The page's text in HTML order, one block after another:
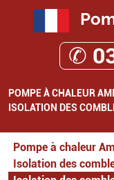
✆
POMPE À CHALEUR
ISOLATION DES
Pompe à chaleur
Isolation des